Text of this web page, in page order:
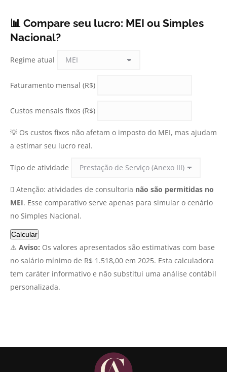
📊 Compare seu lucro: MEI ou Simples
Nacional?
Regime atual
Faturamento mensal (R$)
Custos mensais fixos (R$)
💡 Os custos fixos não afetam o imposto do MEI, mas ajudam
a estimar seu lucro real.
Tipo de atividade
🛘 Atenção: atividades de consultoria não são permitidas no
MEI. Esse comparativo serve apenas para simular o cenário
no Simples Nacional.
Calcular
⚠️ Aviso: Os valores apresentados são estimativas com base
no salário mínimo de R$ 1.518,00 em 2025. Esta calculadora
tem caráter informativo e não substitui uma análise contábil
personalizada.